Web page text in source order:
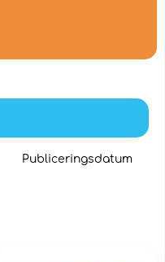
Publiceringsdatum